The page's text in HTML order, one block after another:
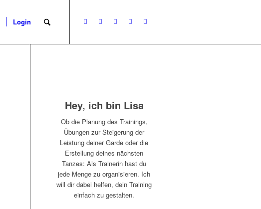
Login
Hey, ich bin Lisa
Ob die Planung des Trainings,
Übungen zur Steigerung der
Leistung deiner Garde oder die
Erstellung deines nächsten
Tanzes: Als Trainerin hast du
jede Menge zu organisieren. Ich
will dir dabei helfen, dein Training
einfach zu gestalten.